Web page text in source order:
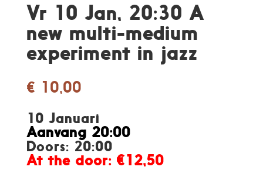
Vr 10 Jan, 20:30 A
new multi-medium
experiment in jazz
€ 10,00
10 Januari
Aanvang 20:00
Doors: 20:00
At the door: €12,50